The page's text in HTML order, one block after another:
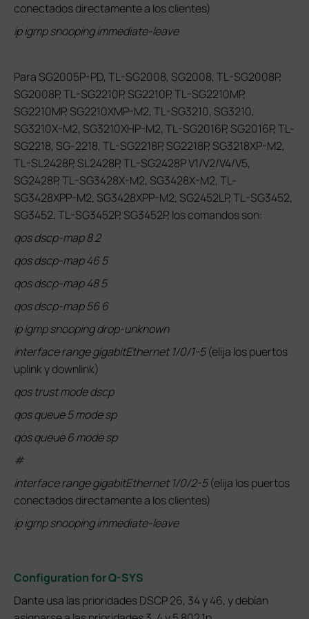
conectados directamente a los clientes)
ip igmp snooping immediate-leave
Para SG2005P-PD, TL-SG2008, SG2008, TL-SG2008P,
SG2008P, TL-SG2210P, SG2210P, TL-SG2210MP,
SG2210MP, SG2210XMP-M2, TL-SG3210, SG3210,
SG3210X-M2, SG3210XHP-M2, TL-SG2016P, SG2016P, TL-
SG2218, SG-2218, TL-SG2218P, SG2218P, SG3218XP-M2,
TL-SL2428P, SL2428P, TL-SG2428P V1/V2/V4/V5,
SG2428P, TL-SG3428X-M2, SG3428X-M2, TL-
SG3428XPP-M2, SG3428XPP-M2, SG2452LP, TL-SG3452,
SG3452, TL-SG3452P, SG3452P, los comandos son:
qos dscp-map 8 2
qos dscp-map 46 5
qos dscp-map 48 5
qos dscp-map 56 6
ip igmp snooping drop-unknown
interface range gigabitEthernet 1/0/1-5(elija los puertos
uplink y downlink)
qos trust mode dscp
qos queue 5 mode sp
qos queue 6 mode sp
#
interface range gigabitEthernet 1/0/2-5(elija los puertos
conectados directamente a los clientes)
ip igmp snooping immediate-leave
Configuration for Q-SYS
Dante usa las prioridades DSCP 26, 34 y 46, y debían